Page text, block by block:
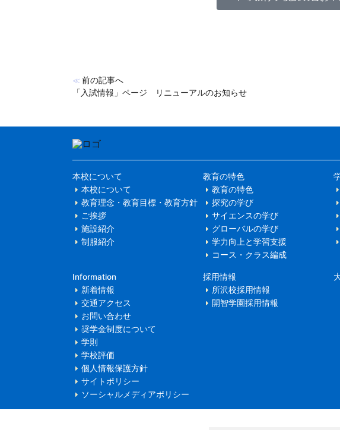
≪ 前の記事へ
「入試情報」ページ リニューアルのお知らせ
本校について
本校について
教育理念・教育目標・教育方針
ご挨拶
施設紹介
制服紹介
教育の特色
教育の特色
探究の学び
サイエンスの学び
グローバルの学び
学力向上と学習支援
コース・クラス編成
Information
新着情報
交通アクセス
お問い合わせ
奨学金制度について
学則
学校評価
個人情報保護方針
サイトポリシー
ソーシャルメディアポリシー
採用情報
所沢校採用情報
開智学園採用情報